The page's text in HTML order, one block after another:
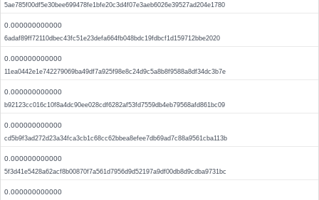
5ae785f00df5e30bee699478fe1bfe20c3d4f07e3aeb6026e39527ad204e1780
0.000000000000
6adaf89ff72110dbec43fc51e23defa664fb048bdc19fdbcf1d159712bbe2020
0.000000000000
11ea0442e1e742279069ba49df7a925f98e8c24d9c5a8b8f9588a8df34dc3b7e
0.000000000000
b92123cc016c10f8a4dc90ee028cdf6282af53fd7559db4eb79568afd861bc09
0.000000000000
cd5b9f3ad272d23a34fca3cb1c68cc62bbea8efee7db69ad7c88a9561cba113b
0.000000000000
5f3d41e5428a62acf8b00870f7a561d7956d9d52197a9df00db8d9cdba9731bc
0.000000000000